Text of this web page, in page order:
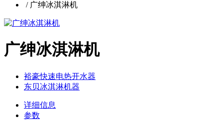
/ 广绅冰淇淋机
广绅冰淇淋机
裕豪快速电热开水器
东贝冰淇淋机器
详细信息
参数